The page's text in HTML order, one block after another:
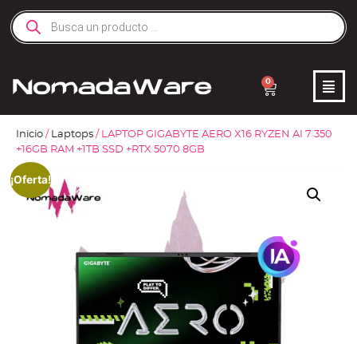
0
Inicio / Laptops / LAPTOP GIGABYTE AERO X16 RYZEN AI 7 350
+16GB RAM +1TB SSD +RTX 5070 8GB
¡Oferta!